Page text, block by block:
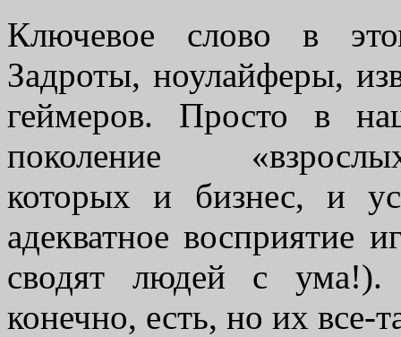
Ключевое слово в
Задроты, ноулайферы,
геймеров. Просто в
поколение
которых и бизнес, и
адекватное восприятие
сводят людей с ума!).
конечно, есть, но их все-